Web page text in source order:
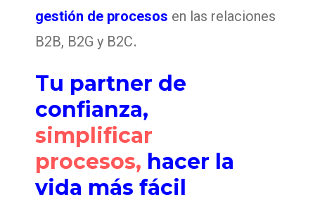
gestión de procesos en las relaciones
B2B, B2G y B2C.
Tu partner de
confianza,
simplificar
procesos, hacer la
vida más fácil